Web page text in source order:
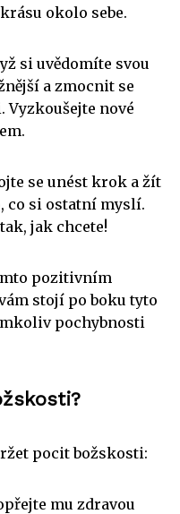
okolo sebe.
si uvědomíte svou
a zmocnit se
nové
se unést krok a žít
co si ostatní myslí.
jak chcete!
pozitivním
stojí po boku tyto
pochybnosti
pocit božskosti:
mu zdravou